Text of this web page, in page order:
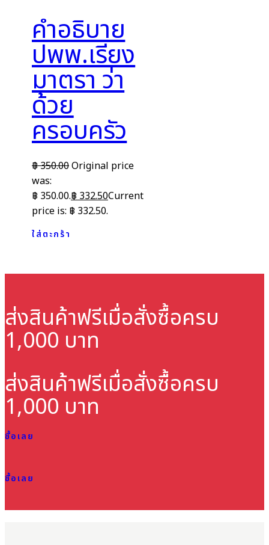
คำอธิบาย
ปพพ.เรียง
มาตรา ว่า
ด้วย
ครอบครัว
฿350.00Original price
was:
฿ 350.00.฿ 332.50Current
price is: ฿ 332.50.
ใส่ตะกร้า
ส่งสินค้าฟรีเมื่อสั่งซื้อครบ
1,000 บาท
ส่งสินค้าฟรีเมื่อสั่งซื้อครบ
1,000 บาท
ซื้อเลย
ซื้อเลย